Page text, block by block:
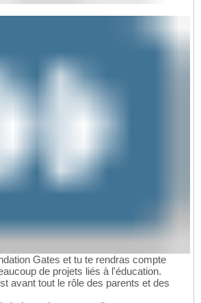
Gates et tu te rendras compte
de projets liés à l'éducation.
avant tout le rôle des parents et des